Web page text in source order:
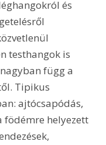
és
testhangok is
függ a
Tipikus
ajtócsapódás,
födémre helyezett